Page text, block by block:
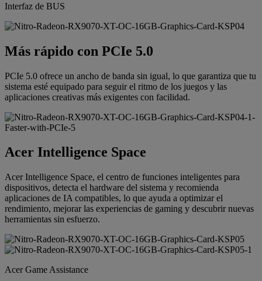
Interfaz de BUS
Más rápido con PCIe 5.0
PCIe 5.0 ofrece un ancho de banda sin igual, lo que garantiza que tu
sistema esté equipado para seguir el ritmo de los juegos y las
aplicaciones creativas más exigentes con facilidad.
Acer Intelligence Space
Acer Intelligence Space, el centro de funciones inteligentes para
dispositivos, detecta el hardware del sistema y recomienda
aplicaciones de IA compatibles, lo que ayuda a optimizar el
rendimiento, mejorar las experiencias de gaming y descubrir nuevas
herramientas sin esfuerzo.
Acer Game Assistance